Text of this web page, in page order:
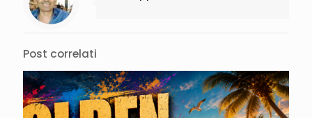
Post correlati